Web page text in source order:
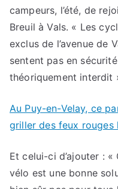
campeurs, l’été, de
Breuil à Vals. « Les
exclus de l’avenue de
sentent pas en
théoriquement interdit
Au Puy-en-Velay, ce
griller des feux rouges
Et celui-ci d’ajouter :
vélo est une bonne